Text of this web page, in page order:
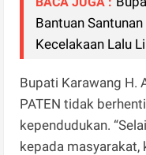
Bantuan
Kecelakaan Lalu
Bupati Karawang H.
PATEN tidak
kependudukan.
kepada masyarakat,